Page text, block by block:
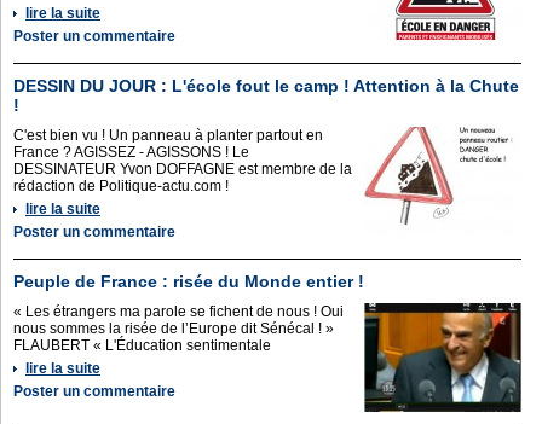
lire la suite
Poster un commentaire
DESSIN DU JOUR : L'école fout le camp ! Attention à la Chute
!
C'est bien vu ! Un panneau à planter partout en
France ? AGISSEZ - AGISSONS ! Le
DESSINATEUR Yvon DOFFAGNE est membre de la
rédaction de Politique-actu.com !
lire la suite
Poster un commentaire
Peuple de France : risée du Monde entier !
« Les étrangers ma parole se fichent de nous ! Oui
nous sommes la risée de l’Europe dit Sénécal ! »
FLAUBERT « L'Éducation sentimentale
lire la suite
Poster un commentaire